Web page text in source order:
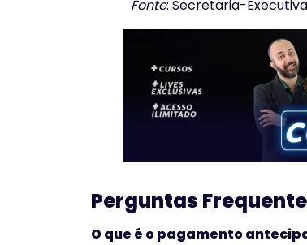
Fonte: Secretaria-
Perguntas
O que é o pagamento